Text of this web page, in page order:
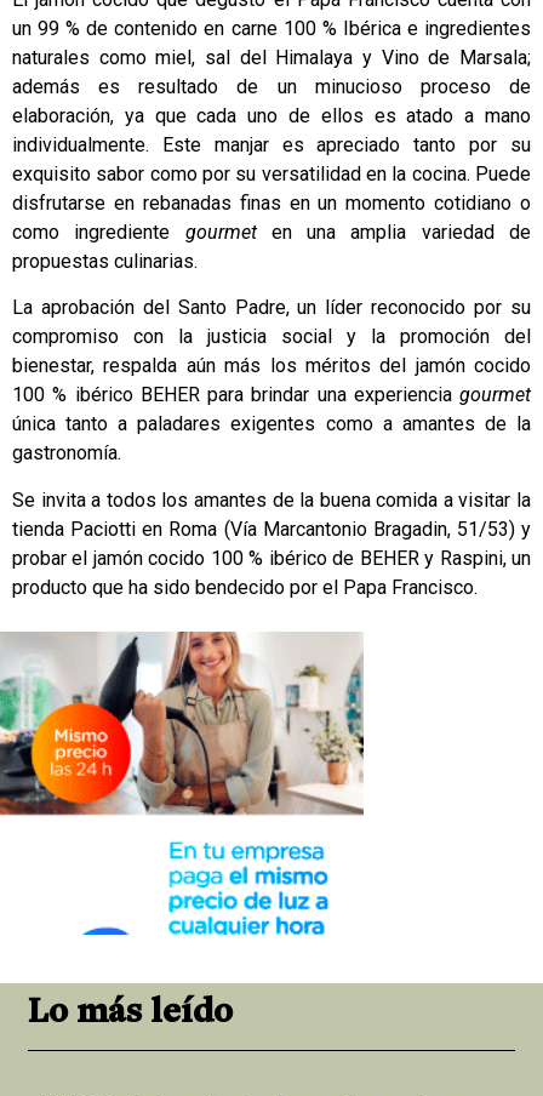
un 99 % de contenido en carne 100 % Ibérica e ingredientes
naturales como miel, sal del Himalaya y Vino de Marsala;
además es resultado de un minucioso proceso de
elaboración, ya que cada uno de ellos es atado a mano
individualmente. Este manjar es apreciado tanto por su
exquisito sabor como por su versatilidad en la cocina. Puede
disfrutarse en rebanadas finas en un momento cotidiano o
como ingrediente gourmeten una amplia variedad de
propuestas culinarias.
La aprobación del Santo Padre, un líder reconocido por su
compromiso con la justicia social y la promoción del
bienestar, respalda aún más los méritos del jamón cocido
100 % ibérico BEHER para brindar una experienciagourmet
única tanto a paladares exigentes como a amantes de la
gastronomía.
Se invita a todos los amantes de la buena comida a visitar la
tienda Paciotti en Roma (Vía Marcantonio Bragadin, 51/53) y
probar el jamón cocido 100 % ibérico de BEHERy Raspini, un
producto que ha sido bendecido por el Papa Francisco.
Lo más leído